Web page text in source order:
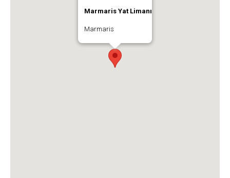
Marmaris Yat Limanı
Marmaris